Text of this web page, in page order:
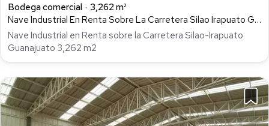
Bodega comercial
3,262 m²
Nave Industrial En Renta Sobre La Carretera Silao Irapuato Guanajuato 3,262 M2, San José del Carmen, Silao De La Victoria
Nave Industrial en Renta sobre la Carretera Silao-Irapuato
Guanajuato 3,262 m2